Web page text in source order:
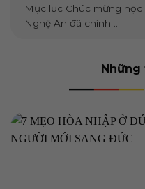
Mục lục Chúc mừng
Nghệ An đã chính ...
Những